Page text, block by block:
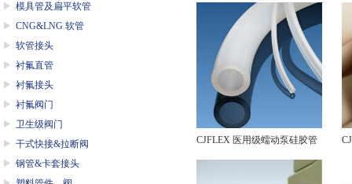
模具管及扁平软管
CNG&LNG 软管
软管接头
衬氟直管
衬氟接头
衬氟阀门
卫生级阀门
干式快接&拉断阀
钢管&卡套接头
CJFLEX 医用级蠕动泵硅胶管